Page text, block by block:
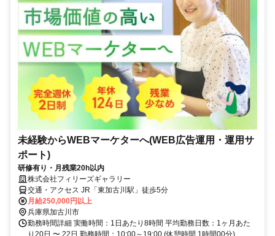
未経験からWEBマーケターへ(WEB広告運用・運用サ
ポート)
研修有り・月残業20h以内
株式会社フィリーズギャラリー
交通・アクセス JR「東加古川駅」徒歩5分
月給250,000円以上
兵庫県加古川市
勤務時間詳細 実働時間：1日あたり8時間 平均勤務日数：1ヶ月あた